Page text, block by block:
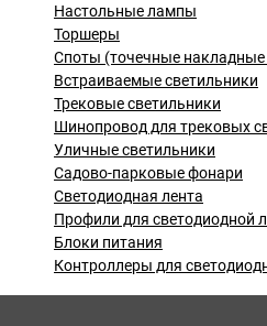
Настольные лампы
Торшеры
Споты (точечные накладные
Встраиваемые светильники
Трековые светильники
Шинопровод для трековых
Уличные светильники
Садово-парковые фонари
Светодиодная лента
Профили для светодиодной
Блоки питания
Контроллеры для